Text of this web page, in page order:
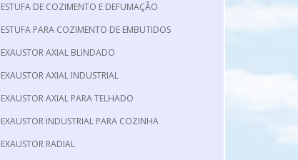
ESTUFA DE COZIMENTO E DEFUMAÇÃO
ESTUFA PARA COZIMENTO DE EMBUTIDOS
EXAUSTOR AXIAL BLINDADO
EXAUSTOR AXIAL INDUSTRIAL
EXAUSTOR AXIAL PARA TELHADO
EXAUSTOR INDUSTRIAL PARA COZINHA
EXAUSTOR RADIAL